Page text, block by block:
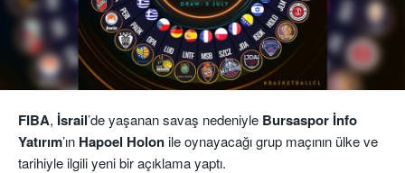
FIBA, İsrail’de yaşanan savaş nedeniyle Bursaspor İnfo
Yatırım’ın Hapoel Holonile oynayacağı grup maçının ülke ve
tarihiyle ilgili yeni bir açıklama yaptı.